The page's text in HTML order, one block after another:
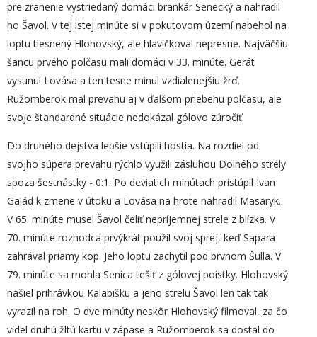
pre zranenie vystriedaný domáci brankár Senecký a nahradil
ho Šavol. V tej istej minúte si v pokutovom území nabehol na
loptu tiesnený Hlohovský, ale hlavičkoval nepresne. Najväčšiu
šancu prvého polčasu mali domáci v 33. minúte. Gerát
vysunul Lovása a ten tesne minul vzdialenejšiu žrď.
Ružomberok mal prevahu aj v ďalšom priebehu polčasu, ale
svoje štandardné situácie nedokázal gólovo zúročiť.
Do druhého dejstva lepšie vstúpili hostia. Na rozdiel od
svojho súpera prevahu rýchlo využili zásluhou Dolného strely
spoza šestnástky - 0:1. Po deviatich minútach pristúpil Ivan
Galád k zmene v útoku a Lovása na hrote nahradil Masaryk.
V 65. minúte musel Šavol čeliť nepríjemnej strele z blízka. V
70. minúte rozhodca prvýkrát použil svoj sprej, keď Sapara
zahrával priamy kop. Jeho loptu zachytil pod brvnom Šulla. V
79. minúte sa mohla Senica tešiť z gólovej poistky. Hlohovský
našiel prihrávkou Kalabišku a jeho strelu Šavol len tak tak
vyrazil na roh. O dve minúty neskôr Hlohovský filmoval, za čo
videl druhú žltú kartu v zápase a Ružomberok sa dostal do